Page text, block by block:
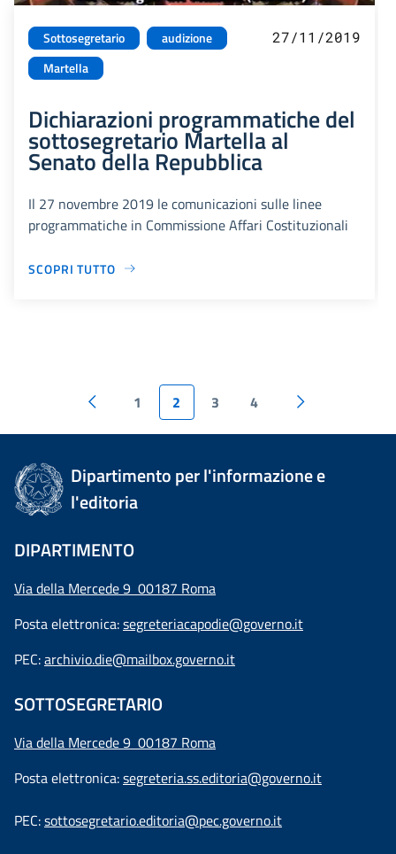
Sottosegretario
audizione
Martella
27/11/2019
Dichiarazioni programmatiche del
sottosegretario Martella al
Senato della Repubblica
Il 27 novembre 2019 le comunicazioni sulle linee
programmatiche in Commissione Affari Costituzionali
SCOPRI TUTTO
1 2 3 4
Dipartimento per l'informazione e
l'editoria
DIPARTIMENTO
Via della Mercede 9 00187 Roma
Posta elettronica:segreteriacapodie@governo.it
PEC:archivio.die@mailbox.governo.it
SOTTOSEGRETARIO
Via della Mercede 9 00187 Roma
Posta elettronica:segreteria.ss.editoria@governo.it
PEC:sottosegretario.editoria@pec.governo.it